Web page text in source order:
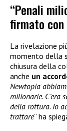
“Penali
firmato con
La rivelazione
momento della
chiusura della
anche un
Newtopia
milionarie. C’era
della rottura. Io
trattare” ha